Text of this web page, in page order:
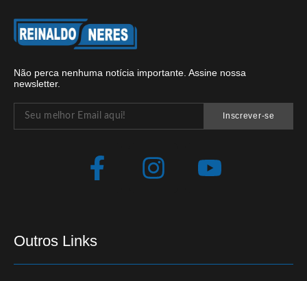
Não perca nenhuma notícia importante. Assine nossa
newsletter.
Inscrever-se
Outros Links